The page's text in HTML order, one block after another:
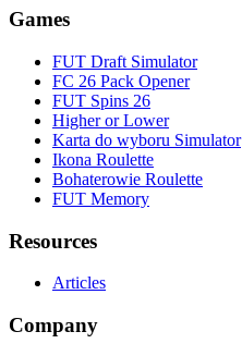
Games
FUT Draft Simulator
FC 26 Pack Opener
FUT Spins 26
Higher or Lower
Karta do wyboru Simulator
Ikona Roulette
Bohaterowie Roulette
FUT Memory
Resources
Articles
Company